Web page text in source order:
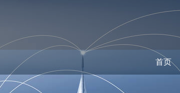
首页